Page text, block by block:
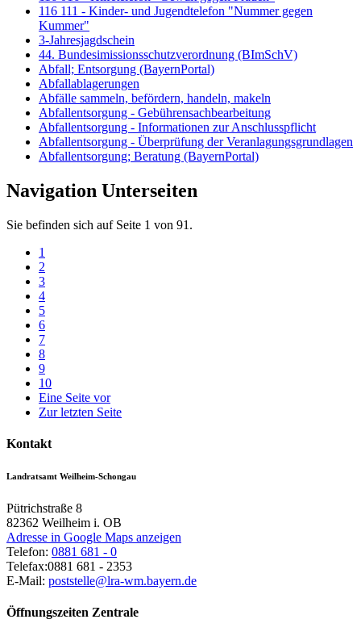
116 111 - Kinder- und Jugendtelefon "Nummer gegen
Kummer"
3-Jahresjagdschein
44. Bundesimissionsschutzverordnung (BImSchV)
Abfall; Entsorgung (BayernPortal)
Abfallablagerungen
Abfälle sammeln, befördern, handeln, makeln
Abfallentsorgung - Gebührensachbearbeitung
Abfallentsorgung - Informationen zur Anschlusspflicht
Abfallentsorgung - Überprüfung der Veranlagungsgrundlagen
Abfallentsorgung; Beratung (BayernPortal)
Navigation Unterseiten
Sie befinden sich auf Seite 1 von 91.
1
2
3
4
5
6
7
8
9
10
Eine Seite vor
Zur letzten Seite
Kontakt
Landratsamt Weilheim-Schongau
Pütrichstraße 8
82362 Weilheim i. OB
Adresse in Google Maps anzeigen
Telefon: 0881 681 - 0
Telefax:0881 681 - 2353
E-Mail: poststelle@lra-wm.bayern.de
Öffnungszeiten Zentrale